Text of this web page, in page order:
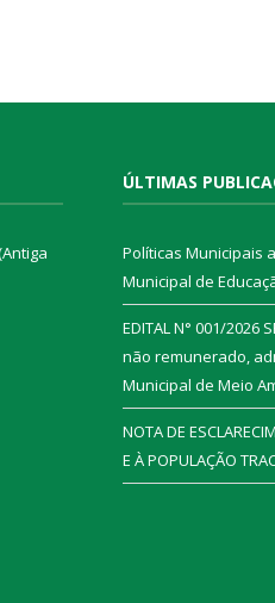
ÚLTIMAS
Políticas Municipais
Municipal de
EDITAL N° 001/2026
não remunerado,
Municipal de Meio
NOTA DE
E À POPULAÇÃO